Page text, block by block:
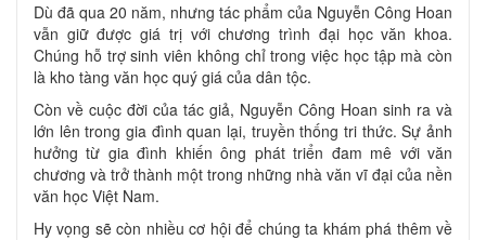
Dù đã qua 20 năm, nhưng tác phẩm của Nguyễn Công Hoan
vẫn giữ được giá trị với chương trình đại học văn khoa.
Chúng hỗ trợ sinh viên không chỉ trong việc học tập mà còn
là kho tàng văn học quý giá của dân tộc.
Còn về cuộc đời của tác giả, Nguyễn Công Hoan sinh ra và
lớn lên trong gia đình quan lại, truyền thống tri thức. Sự ảnh
hưởng từ gia đình khiến ông phát triển đam mê với văn
chương và trở thành một trong những nhà văn vĩ đại của nền
văn học Việt Nam.
Hy vọng sẽ còn nhiều cơ hội để chúng ta khám phá thêm về